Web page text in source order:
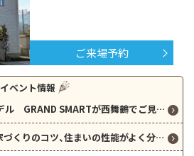
ご来場予約
イベント情報
★一条工務店の最高級モデル GRAND SMARTが西舞鶴でご見学いただけます！★
【参加無料・完全予約制】 家づくりのコツ、住まいの性能がよく分かる 『一条住まいの体験会』開催！